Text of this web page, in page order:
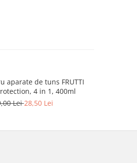
aparate de tuns FRUTTI
4 in 1, 400ml
Lei28,50 Lei